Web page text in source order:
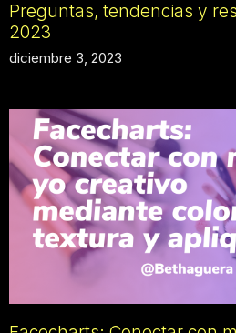
Preguntas, tendencias y
2023
diciembre 3, 2023